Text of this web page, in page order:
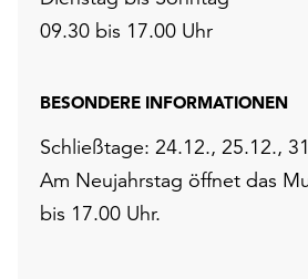
09.30 bis 17.00 Uhr
BESONDERE INFORMATIONEN
Schließtage: 24.12., 25.12.,
Am Neujahrstag öffnet das
bis 17.00 Uhr.